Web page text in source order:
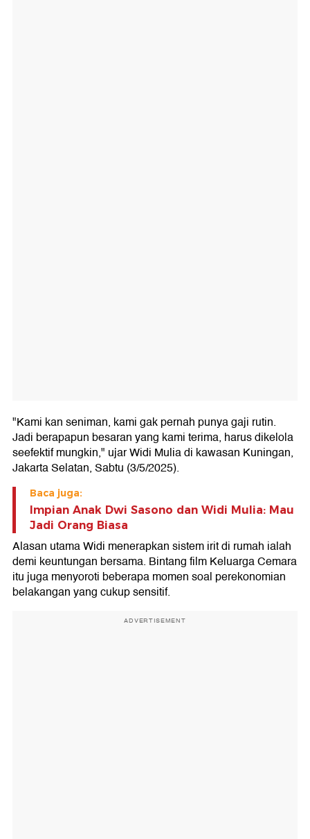
"Kami kan seniman, kami gak pernah punya gaji rutin.
Jadi berapapun besaran yang kami terima, harus dikelola
seefektif mungkin," ujar Widi Mulia di kawasan Kuningan,
Jakarta Selatan, Sabtu (3/5/2025).
Baca juga:
Impian Anak Dwi Sasono dan Widi Mulia: Mau
Jadi Orang Biasa
Alasan utama Widi menerapkan sistem irit di rumah ialah
demi keuntungan bersama. Bintang film Keluarga Cemara
itu juga menyoroti beberapa momen soal perekonomian
belakangan yang cukup sensitif.
ADVERTISEMENT